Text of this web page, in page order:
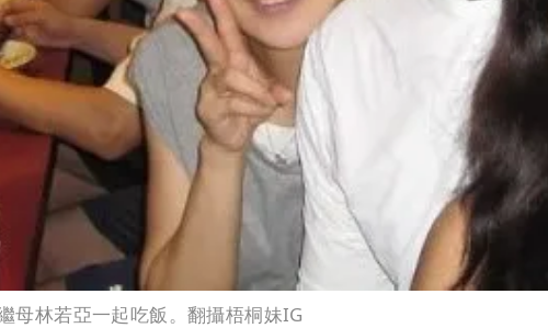
母林若亞一起吃飯。翻攝梧桐妹IG